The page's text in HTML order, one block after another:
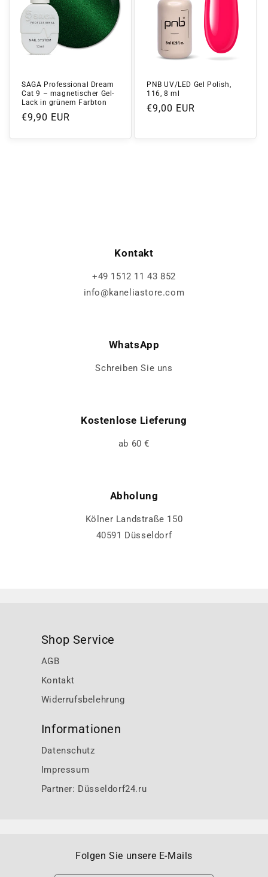
SAGA Professional Dream
Cat 9 – magnetischer Gel-
Lack in grünem Farbton
Normaler
€9,90 EUR
PNB UV/LED Gel Polish,
116, 8 ml
Normaler
€9,00 EUR
Kontakt
+49 1512 11 43 852
info@kaneliastore.com
WhatsApp
Schreiben Sie uns
Kostenlose Lieferung
ab 60 €
Abholung
Kölner Landstraße 150
40591 Düsseldorf
Shop Service
AGB
Kontakt
Widerrufsbelehrung
Informationen
Datenschutz
Impressum
Partner: Düsseldorf24.ru
Folgen Sie unsere E-Mails